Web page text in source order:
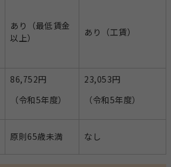
あり（最低賃金
以上）
あり（工賃）
86,752円
（令和5年度）
23,053円
（令和5年度）
原則65歳未満 なし